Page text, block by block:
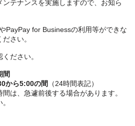
テナンスを実施しますので、お知ら
PayPay for Businessの利用等ができな
さい。
ださい。
間
から5:00の間
（24時間表記）
は、急遽前後する場合があります。